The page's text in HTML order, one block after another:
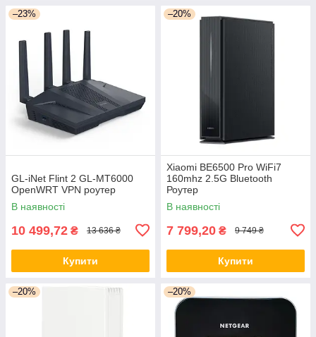
–23%
GL-iNet Flint 2 GL-MT6000
OpenWRT VPN роутер
В наявності
10 499,72 ₴ 13 636 ₴
Купити
–20%
Xiaomi BE6500 Pro WiFi7
160mhz 2.5G Bluetooth
Роутер
В наявності
7 799,20 ₴ 9 749 ₴
Купити
–20% –20%